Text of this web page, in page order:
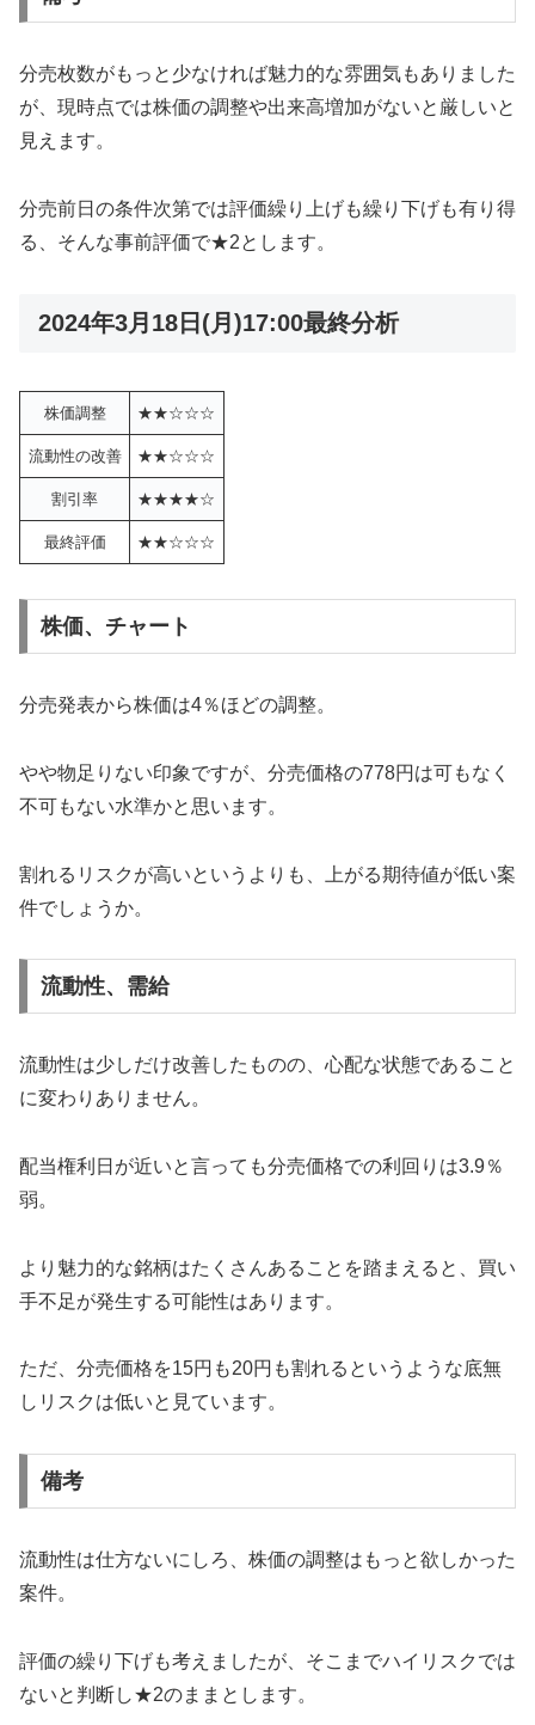
分売枚数がもっと少なければ魅力的な雰囲気もありました
が、現時点では株価の調整や出来高増加がないと厳しいと
見えます。
分売前日の条件次第では評価繰り上げも繰り下げも有り得
る、そんな事前評価で★2とします。
2024年3月18日(月)17:00最終分析
株価調整 ★★☆☆☆
流動性の改善 ★★☆☆☆
割引率 ★★★★☆
最終評価 ★★☆☆☆
株価、チャート
分売発表から株価は4％ほどの調整。
やや物足りない印象ですが、分売価格の778円は可もなく
不可もない水準かと思います。
割れるリスクが高いというよりも、上がる期待値が低い案
件でしょうか。
流動性、需給
流動性は少しだけ改善したものの、心配な状態であること
に変わりありません。
配当権利日が近いと言っても分売価格での利回りは3.9％
弱。
より魅力的な銘柄はたくさんあることを踏まえると、買い
手不足が発生する可能性はあります。
ただ、分売価格を15円も20円も割れるというような底無
しリスクは低いと見ています。
備考
流動性は仕方ないにしろ、株価の調整はもっと欲しかった
案件。
評価の繰り下げも考えましたが、そこまでハイリスクでは
ないと判断し★2のままとします。